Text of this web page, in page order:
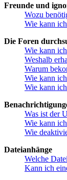
Freunde und
Wozu
Wie kann
Die Foren
Wie kann
Weshalb
Warum
Wie kann
Wie kann
Was ist der
Wie kann
Wie
Dateianhänge
Welche
Kann ich